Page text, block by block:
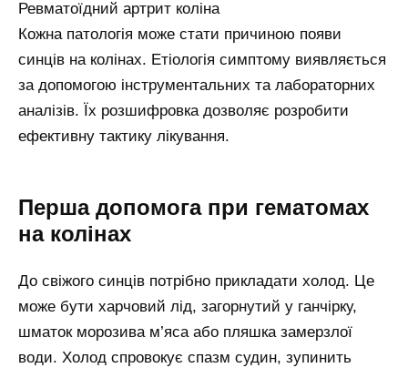
Ревматоїдний артрит коліна
Кожна патологія може стати причиною появи
синців на колінах. Етіологія симптому виявляється
за допомогою інструментальних та лабораторних
аналізів. Їх розшифровка дозволяє розробити
ефективну тактику лікування.
Перша допомога при гематомах
на колінах
До свіжого синців потрібно прикладати холод. Це
може бути харчовий лід, загорнутий у ганчірку,
шматок морозива м’яса або пляшка замерзлої
води. Холод спровокує спазм судин, зупинить